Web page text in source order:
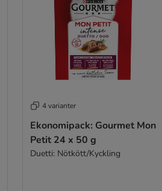
4 varianter
Ekonomipack: Gourmet Mon
Petit 24 x 50 g
Duetti: Nötkött/Kyckling